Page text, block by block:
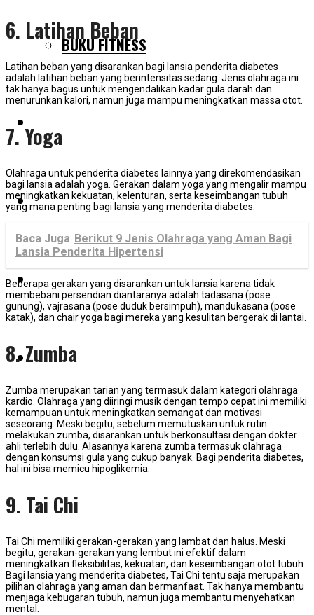
BUKU FITNESS
BLOG
PELUANG KERJASAMA
KONTAK KAMI
6. Latihan Beban
Latihan beban yang disarankan bagi lansia penderita diabetes
adalah latihan beban yang berintensitas sedang. Jenis olahraga ini
tak hanya bagus untuk mengendalikan kadar gula darah dan
menurunkan kalori, namun juga mampu meningkatkan massa otot.
7. Yoga
Olahraga untuk penderita diabetes lainnya yang direkomendasikan
bagi lansia adalah yoga. Gerakan dalam yoga yang mengalir mampu
meningkatkan kekuatan, kelenturan, serta keseimbangan tubuh
yang mana penting bagi lansia yang menderita diabetes.
Baca Juga Berikut 9 Jenis Olahraga yang Aman Bagi
Lansia Penderita Hipertensi​
Beberapa gerakan yang disarankan untuk lansia karena tidak
membebani persendian diantaranya adalah tadasana (pose
gunung), vajrasana (pose duduk bersimpuh), mandukasana (pose
katak), dan chair yoga bagi mereka yang kesulitan bergerak di lantai.
8. Zumba
Zumba merupakan tarian yang termasuk dalam kategori olahraga
kardio. Olahraga yang diiringi musik dengan tempo cepat ini memiliki
kemampuan untuk meningkatkan semangat dan motivasi
seseorang. Meski begitu, sebelum memutuskan untuk rutin
melakukan zumba, disarankan untuk berkonsultasi dengan dokter
ahli terlebih dulu. Alasannya karena zumba termasuk olahraga
dengan konsumsi gula yang cukup banyak. Bagi penderita diabetes,
hal ini bisa memicu hipoglikemia.
9. Tai Chi
Tai Chi memiliki gerakan-gerakan yang lambat dan halus. Meski
begitu, gerakan-gerakan yang lembut ini efektif dalam
meningkatkan fleksibilitas, kekuatan, dan keseimbangan otot tubuh.
Bagi lansia yang menderita diabetes, Tai Chi tentu saja merupakan
pilihan olahraga yang aman dan bermanfaat. Tak hanya membantu
menjaga kebugaran tubuh, namun juga membantu menyehatkan
mental.